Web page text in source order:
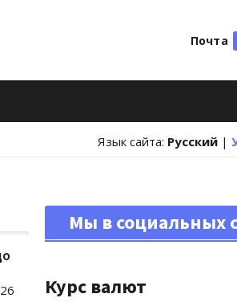
Почта
Язык сайта: Русский |
Мы в социальных
Курс валют